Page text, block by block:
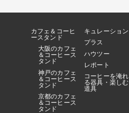
カフェ＆コーヒ
ースタンド
大阪のカフェ
＆コーヒース
タンド
神戸のカフェ
＆コーヒース
タンド
京都のカフェ
＆コーヒース
タンド
キュレーション
プラス
ハウツー
レポート
コーヒーを淹れ
る器具・楽しむ
道具